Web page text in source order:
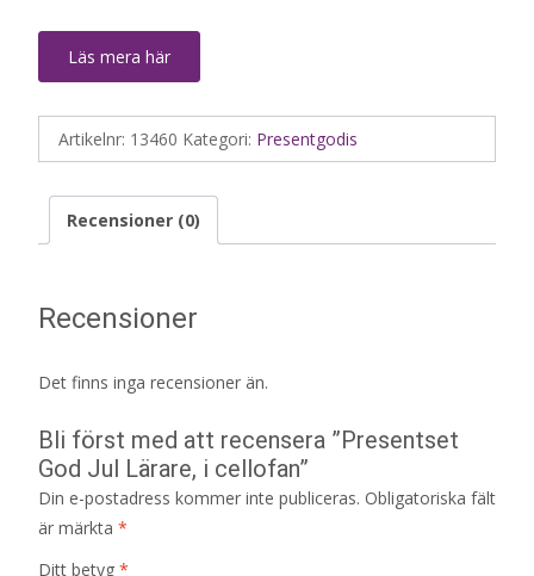
Läs mera här
Artikelnr: 13460 Kategori: Presentgodis
Recensioner (0)
Recensioner
Det finns inga recensioner än.
Bli först med att recensera ”Presentset
God Jul Lärare, i cellofan”
Din e-postadress kommer inte publiceras. Obligatoriska fält
är märkta *
Ditt betyg *